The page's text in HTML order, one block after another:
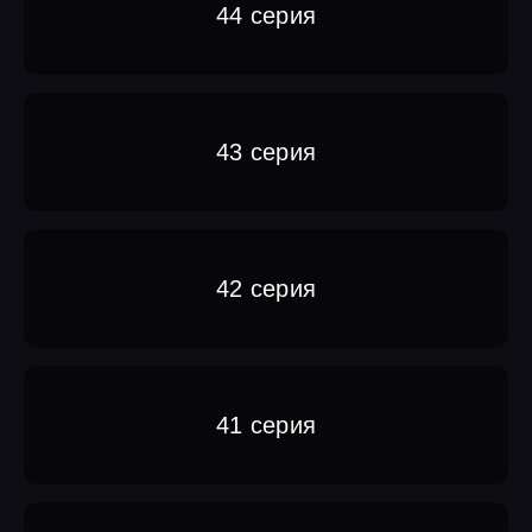
44 серия
43 серия
42 серия
41 серия